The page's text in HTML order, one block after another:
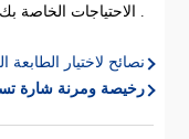
الاحتياجات الخاصة بك من مكتب الشركة ، معهد البحوث أو مصنع .
نصائح لاختيار الطابعة
رخيصة ومرنة شارة